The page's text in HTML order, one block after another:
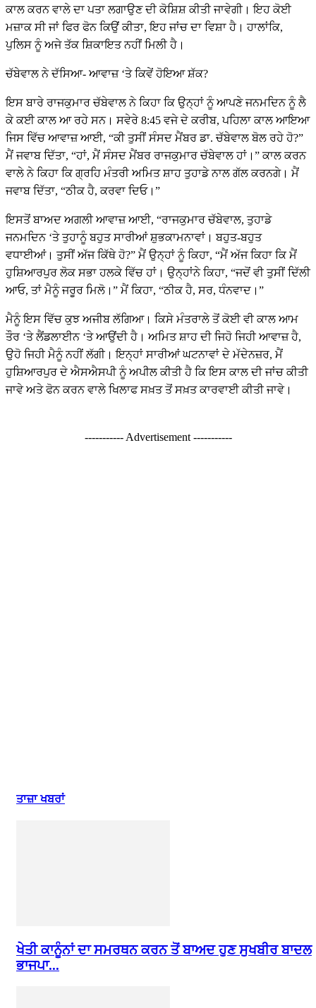
ਕਾਲ ਕਰਨ ਵਾਲੇ ਦਾ ਪਤਾ ਲਗਾਉਣ ਦੀ ਕੋਸ਼ਿਸ਼ ਕੀਤੀ ਜਾਵੇਗੀ। ਇਹ ਕੋਈ
ਮਜ਼ਾਕ ਸੀ ਜਾਂ ਫਿਰ ਫੋਨ ਕਿਉਂ ਕੀਤਾ, ਇਹ ਜਾਂਚ ਦਾ ਵਿਸ਼ਾ ਹੈ। ਹਾਲਾਂਕਿ,
ਪੁਲਿਸ ਨੂੰ ਅਜੇ ਤੱਕ ਸ਼ਿਕਾਇਤ ਨਹੀਂ ਮਿਲੀ ਹੈ।
ਚੱਬੇਵਾਲ ਨੇ ਦੱਸਿਆ- ਆਵਾਜ਼ ‘ਤੇ ਕਿਵੇਂ ਹੋਇਆ ਸ਼ੱਕ?
ਇਸ ਬਾਰੇ ਰਾਜਕੁਮਾਰ ਚੱਬੇਵਾਲ ਨੇ ਕਿਹਾ ਕਿ ਉਨ੍ਹਾਂ ਨੂੰ ਆਪਣੇ ਜਨਮਦਿਨ ਨੂੰ ਲੈ
ਕੇ ਕਈ ਕਾਲ ਆ ਰਹੇ ਸਨ। ਸਵੇਰੇ 8:45 ਵਜੇ ਦੇ ਕਰੀਬ, ਪਹਿਲਾ ਕਾਲ ਆਇਆ
ਜਿਸ ਵਿੱਚ ਆਵਾਜ਼ ਆਈ, “ਕੀ ਤੁਸੀਂ ਸੰਸਦ ਮੈਂਬਰ ਡਾ. ਚੱਬੇਵਾਲ ਬੋਲ ਰਹੇ ਹੋ?”
ਮੈਂ ਜਵਾਬ ਦਿੱਤਾ, “ਹਾਂ, ਮੈਂ ਸੰਸਦ ਮੈਂਬਰ ਰਾਜਕੁਮਾਰ ਚੱਬੇਵਾਲ ਹਾਂ।” ਕਾਲ ਕਰਨ
ਵਾਲੇ ਨੇ ਕਿਹਾ ਕਿ ਗ੍ਰਹਿ ਮੰਤਰੀ ਅਮਿਤ ਸ਼ਾਹ ਤੁਹਾਡੇ ਨਾਲ ਗੱਲ ਕਰਨਗੇ। ਮੈਂ
ਜਵਾਬ ਦਿੱਤਾ, “ਠੀਕ ਹੈ, ਕਰਵਾ ਦਿਓ।”
ਇਸਤੋਂ ਬਾਅਦ ਅਗਲੀ ਆਵਾਜ਼ ਆਈ, “ਰਾਜਕੁਮਾਰ ਚੱਬੇਵਾਲ, ਤੁਹਾਡੇ
ਜਨਮਦਿਨ ‘ਤੇ ਤੁਹਾਨੂੰ ਬਹੁਤ ਸਾਰੀਆਂ ਸ਼ੁਭਕਾਮਨਾਵਾਂ। ਬਹੁਤ-ਬਹੁਤ
ਵਧਾਈਆਂ। ਤੁਸੀਂ ਅੱਜ ਕਿੱਥੇ ਹੋ?” ਮੈਂ ਉਨ੍ਹਾਂ ਨੂੰ ਕਿਹਾ, “ਮੈਂ ਅੱਜ ਕਿਹਾ ਕਿ ਮੈਂ
ਹੁਸ਼ਿਆਰਪੁਰ ਲੋਕ ਸਭਾ ਹਲਕੇ ਵਿੱਚ ਹਾਂ। ਉਨ੍ਹਾਂਨੇ ਕਿਹਾ, “ਜਦੋਂ ਵੀ ਤੁਸੀਂ ਦਿੱਲੀ
ਆਓ, ਤਾਂ ਮੈਨੂੰ ਜਰੂਰ ਮਿਲੋ।” ਮੈਂ ਕਿਹਾ, “ਠੀਕ ਹੈ, ਸਰ, ਧੰਨਵਾਦ।”
ਮੈਨੂੰ ਇਸ ਵਿੱਚ ਕੁਝ ਅਜੀਬ ਲੱਗਿਆ। ਕਿਸੇ ਮੰਤਰਾਲੇ ਤੋਂ ਕੋਈ ਵੀ ਕਾਲ ਆਮ
ਤੌਰ ‘ਤੇ ਲੈਂਡਲਾਈਨ ‘ਤੇ ਆਉਂਦੀ ਹੈ। ਅਮਿਤ ਸ਼ਾਹ ਦੀ ਜਿਹੋ ਜਿਹੀ ਆਵਾਜ਼ ਹੈ,
ਉਹੋ ਜਿਹੀ ਮੈਨੂੰ ਨਹੀਂ ਲੱਗੀ। ਇਨ੍ਹਾਂ ਸਾਰੀਆਂ ਘਟਨਾਵਾਂ ਦੇ ਮੱਦੇਨਜ਼ਰ, ਮੈਂ
ਹੁਸ਼ਿਆਰਪੁਰ ਦੇ ਐਸਐਸਪੀ ਨੂੰ ਅਪੀਲ ਕੀਤੀ ਹੈ ਕਿ ਇਸ ਕਾਲ ਦੀ ਜਾਂਚ ਕੀਤੀ
ਜਾਵੇ ਅਤੇ ਫੋਨ ਕਰਨ ਵਾਲੇ ਖਿਲਾਫ ਸਖ਼ਤ ਤੋਂ ਸਖ਼ਤ ਕਾਰਵਾਈ ਕੀਤੀ ਜਾਵੇ।
----------- Advertisement -----------
ਤਾਜ਼ਾ ਖਬਰਾਂ
ਖੇਤੀ ਕਾਨੂੰਨਾਂ ਦਾ ਸਮਰਥਨ ਕਰਨ ਤੋਂ ਬਾਅਦ ਹੁਣ ਸੁਖਬੀਰ ਬਾਦਲ
ਭਾਜਪਾ...